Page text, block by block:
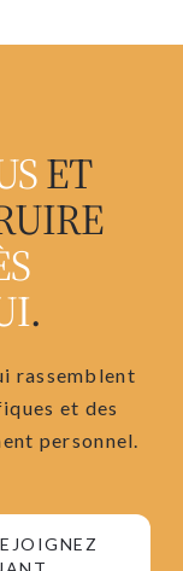
ET
.
rassemblent
et des
personnel.